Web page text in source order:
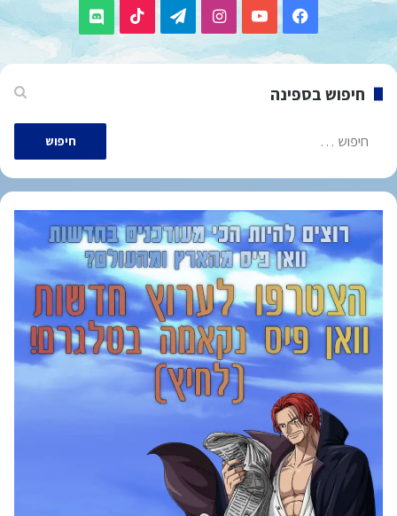
Facebook
YouTube
Instagram
Telegram
TikTok
Discord
חיפוש בספינה
חיפוש: